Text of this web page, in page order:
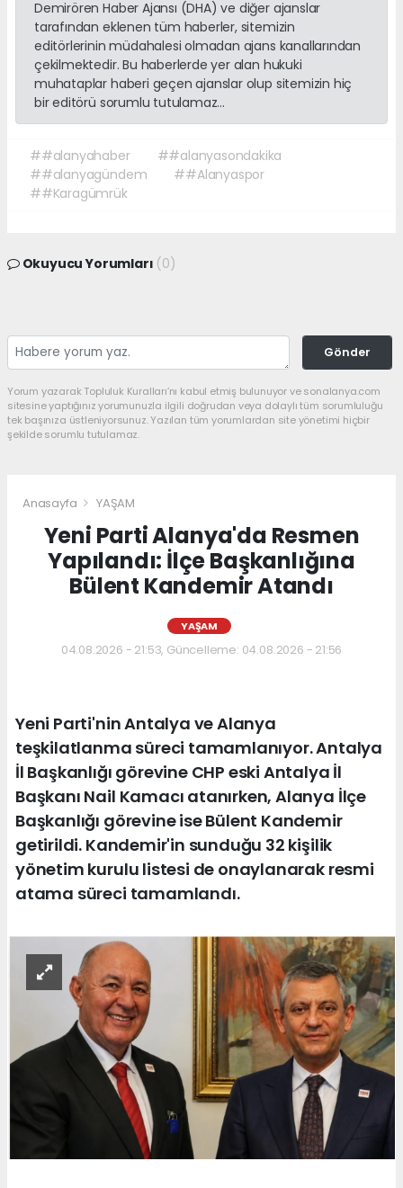
Demirören Haber Ajansı (DHA) ve diğer ajanslar
tarafından eklenen tüm haberler, sitemizin
editörlerinin müdahalesi olmadan ajans kanallarından
çekilmektedir. Bu haberlerde yer alan hukuki
muhataplar haberi geçen ajanslar olup sitemizin hiç
bir editörü sorumlu tutulamaz...
##alanyahaber
##alanyasondakika
##alanyagündem
##Alanyaspor
##Karagümrük
Okuyucu Yorumları (0)
Gönder
Yorum yazarak Topluluk Kuralları’nı kabul etmiş bulunuyor ve sonalanya.com
sitesine yaptığınız yorumunuzla ilgili doğrudan veya dolaylı tüm sorumluluğu
tek başınıza üstleniyorsunuz. Yazılan tüm yorumlardan site yönetimi hiçbir
şekilde sorumlu tutulamaz.
Anasayfa YAŞAM
Yeni Parti Alanya'da Resmen
Yapılandı: İlçe Başkanlığına
Bülent Kandemir Atandı
YAŞAM
04.08.2026 - 21:53, Güncelleme: 04.08.2026 - 21:56
Yeni Parti'nin Antalya ve Alanya
teşkilatlanma süreci tamamlanıyor. Antalya
İl Başkanlığı görevine CHP eski Antalya İl
Başkanı Nail Kamacı atanırken, Alanya İlçe
Başkanlığı görevine ise Bülent Kandemir
getirildi. Kandemir'in sunduğu 32 kişilik
yönetim kurulu listesi de onaylanarak resmi
atama süreci tamamlandı.